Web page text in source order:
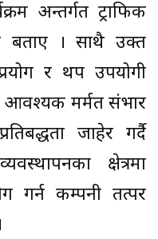
अन्तर्गत ट्राफिक
बताए । साथै उक्त
र थप उपयोगी
आवश्यक मर्मत संभार
जाहेर गर्दै
क्षेत्रमा
गर्न कम्पनी तत्पर